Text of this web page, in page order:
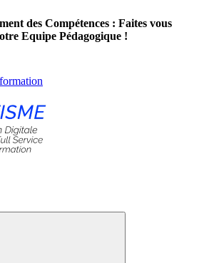
des Compétences : Faites vous
Equipe Pédagogique !